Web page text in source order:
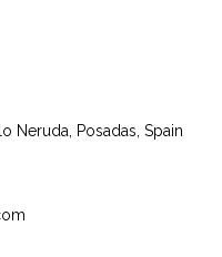
Neruda, Posadas, Spain